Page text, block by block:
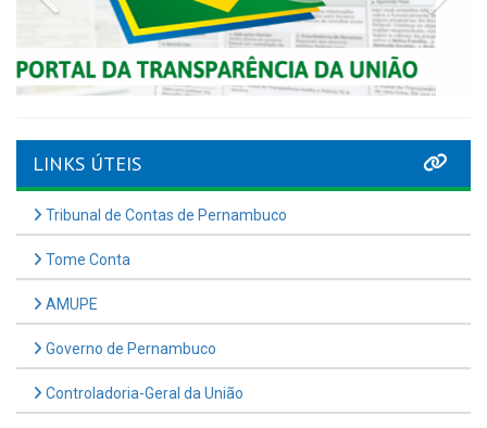
LINKS ÚTEIS
Tribunal de Contas de Pernambuco
Tome Conta
AMUPE
Governo de Pernambuco
Controladoria-Geral da União